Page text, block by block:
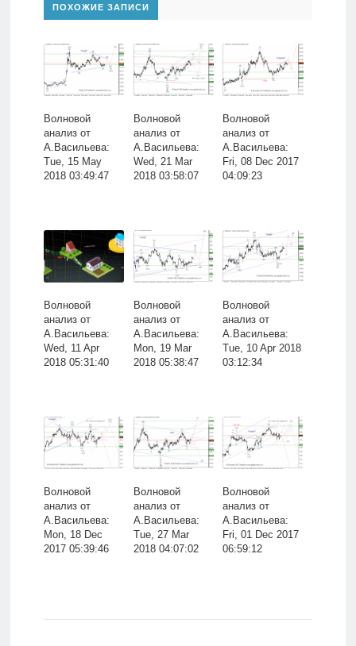
ПОХОЖИЕ ЗАПИСИ
Волновой
анализ от
А.Васильева:
Tue, 15 May
2018 03:49:47
Волновой
анализ от
А.Васильева:
Wed, 21 Mar
2018 03:58:07
Волновой
анализ от
А.Васильева:
Fri, 08 Dec 2017
04:09:23
Волновой
анализ от
А.Васильева:
Wed, 11 Apr
2018 05:31:40
Волновой
анализ от
А.Васильева:
Mon, 19 Mar
2018 05:38:47
Волновой
анализ от
А.Васильева:
Tue, 10 Apr 2018
03:12:34
Волновой
анализ от
А.Васильева:
Mon, 18 Dec
2017 05:39:46
Волновой
анализ от
А.Васильева:
Tue, 27 Mar
2018 04:07:02
Волновой
анализ от
А.Васильева:
Fri, 01 Dec 2017
06:59:12